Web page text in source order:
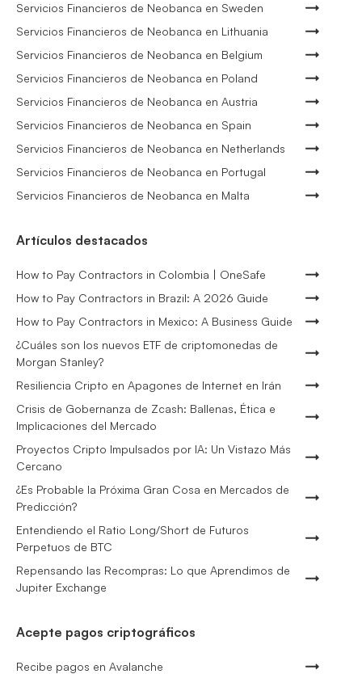
Servicios Financieros de Neobanca en Sweden
Servicios Financieros de Neobanca en Lithuania
Servicios Financieros de Neobanca en Belgium
Servicios Financieros de Neobanca en Poland
Servicios Financieros de Neobanca en Austria
Servicios Financieros de Neobanca en Spain
Servicios Financieros de Neobanca en Netherlands
Servicios Financieros de Neobanca en Portugal
Servicios Financieros de Neobanca en Malta
Artículos destacados
How to Pay Contractors in Colombia | OneSafe
How to Pay Contractors in Brazil: A 2026 Guide
How to Pay Contractors in Mexico: A Business Guide
¿Cuáles son los nuevos ETF de criptomonedas de
Morgan Stanley?
Resiliencia Cripto en Apagones de Internet en Irán
Crisis de Gobernanza de Zcash: Ballenas, Ética e
Implicaciones del Mercado
Proyectos Cripto Impulsados por IA: Un Vistazo Más
Cercano
¿Es Probable la Próxima Gran Cosa en Mercados de
Predicción?
Entendiendo el Ratio Long/Short de Futuros
Perpetuos de BTC
Repensando las Recompras: Lo que Aprendimos de
Jupiter Exchange
Acepte pagos criptográficos
Recibe pagos en Avalanche